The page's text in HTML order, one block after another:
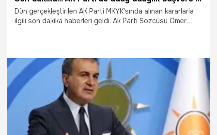
Dün gerçekleştirilen AK Parti MKYK'sında alınan kararlarla
ilgili son dakika haberleri geldi. Ak Parti Sözcüsü Ömer
3.11.2018 Siyaset